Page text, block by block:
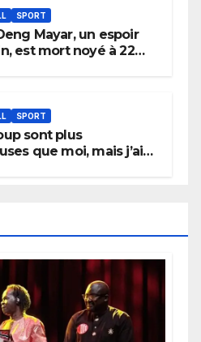
SPORT
Mayar, un espoir
est mort noyé à 22
SPORT
sont plus
que moi, mais j’ai